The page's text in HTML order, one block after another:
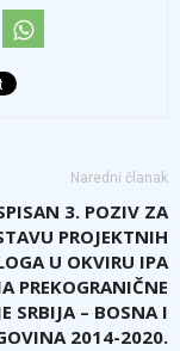
Naredni članak
3. POZIV ZA
PROJEKTNIH
U OKVIRU IPA
PREKOGRANIČNE
SRBIJA – BOSNA I
2014-2020.